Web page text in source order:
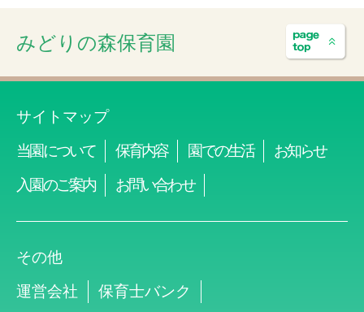
みどりの森保育園
サイトマップ
当園について 保育内容 園での生活 お知らせ
入園のご案内 お問い合わせ
その他
運営会社 保育士バンク